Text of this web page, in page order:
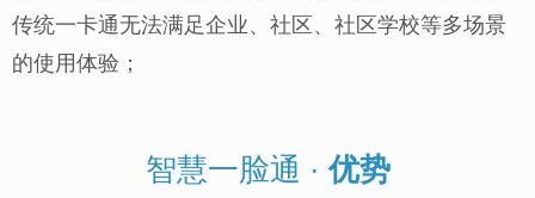
智慧一脸通 ·优势
传统一卡通无法满足企业、社区、社区学校等多场景
的使用体验；